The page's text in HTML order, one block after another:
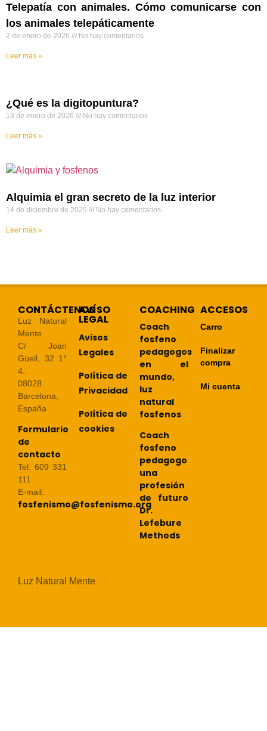
Telepatía con animales. Cómo comunicarse con
los animales telepáticamente
2 de enero de 2026 No hay comentarios
Leer más »
¿Qué es la digitopuntura?
13 de enero de 2026 No hay comentarios
Leer más »
Alquimia el gran secreto de la luz interior
14 de diciembre de 2025 No hay comentarios
Leer más »
CONTÁCTENOS
Luz Natural
Mente
C/ Joan
Güell, 32 1°
4.
08028
Barcelona,
España
Formulario
de
contacto
Tel: 609 331
111
E-mail:
fosfenismo@fosfenismo.org
AVÍSO
LEGAL
Avisos
Legales
Política de
Privacidad
Política de
cookies
COACHING
Coach
fosfeno
pedagogos
en el
mundo,
luz
natural
fosfenos
Coach
fosfeno
pedagogo
una
profesión
de futuro
Dr.
Lefebure
Methods
ACCESOS
Carro
Finalizar
compra
Mi cuenta
Luz Natural Mente